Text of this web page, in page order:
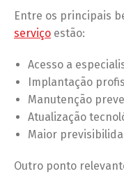
Entre os principais
serviço estão:
Acesso a
Implantação
Manutenção
Atualização
Maior
Outro ponto